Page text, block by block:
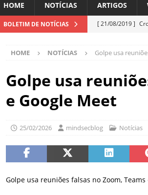
HOME NOTÍCIAS ARTIGOS
BOLETIM DE NOTÍCIAS [ 21/08/2019 ]
[ 06/08/2026 ]
industriais
NOTÍCIAS
[ 06/08/2026 ]
[ 06/08/2026 ]
HOME NOTÍCIAS Golpe usa
Golpe usa
e Google Meet
25/02/2026 mindsecblog Notícias
Golpe usa reuniões falsas no Zoom,